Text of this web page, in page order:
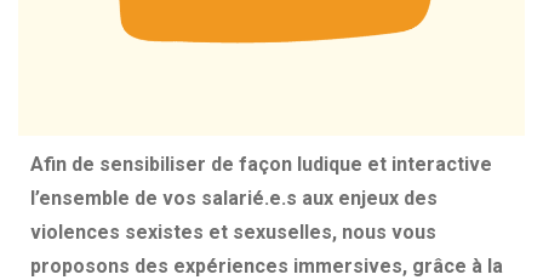
Afin de sensibiliser de façon ludique et interactive
l’ensemble de vos salarié.e.s aux enjeux des
violences sexistes et sexuselles, nous vous
proposons des expériences immersives, grâce à la